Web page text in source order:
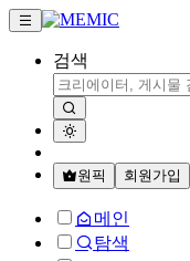
검색
원픽 회원가입
메인
탐색